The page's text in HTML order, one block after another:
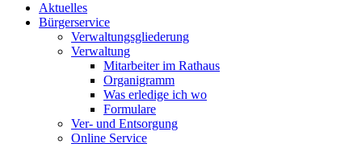
Aktuelles
Bürgerservice
Verwaltungsgliederung
Verwaltung
Mitarbeiter im Rathaus
Organigramm
Was erledige ich wo
Formulare
Ver- und Entsorgung
Online Service